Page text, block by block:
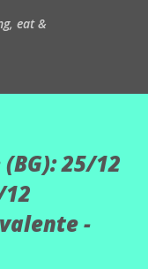
eat &
25/12
-